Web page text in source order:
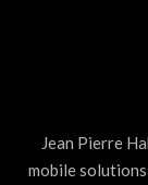
Jean Pierre
mobile